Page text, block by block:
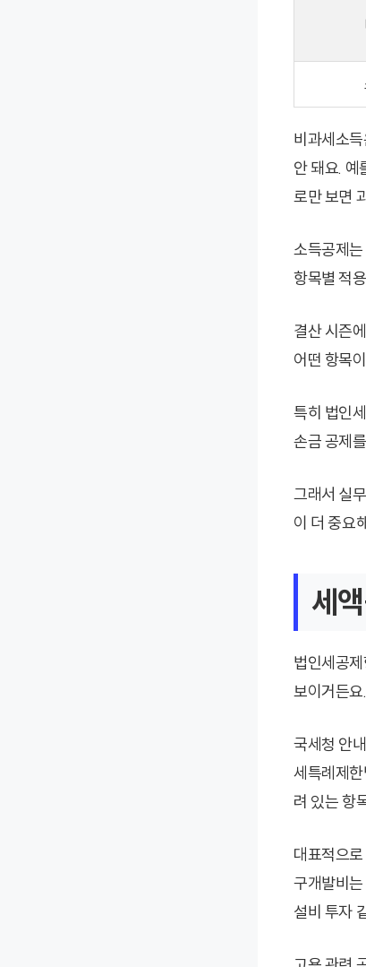
비과세소
안 돼요. 예
로만 보면
소득공제
항목별 적
결산 시즌
어떤 항목
특히 법인
손금 공제
그래서 실
이 더 중요
세
법인세공
보이거든
국세청 안
세특례제
려 있는 항
대표적으
구개발비
설비 투자